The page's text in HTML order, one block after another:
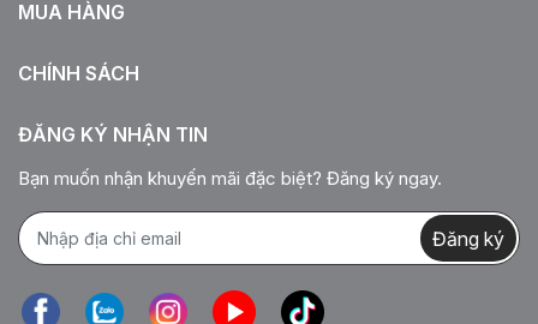
MUA HÀNG
CHÍNH SÁCH
ĐĂNG KÝ NHẬN TIN
Bạn muốn nhận khuyến mãi đặc biệt? Đăng ký ngay.
Đăng ký